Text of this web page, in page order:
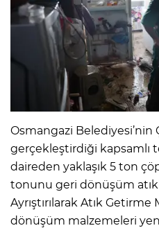
Osmangazi Belediyesi’nin
gerçekleştirdiği kapsamlı
daireden yaklaşık 5 ton
tonunu geri dönüşüm
Ayrıştırılarak Atık Getirme
dönüşüm malzemeleri